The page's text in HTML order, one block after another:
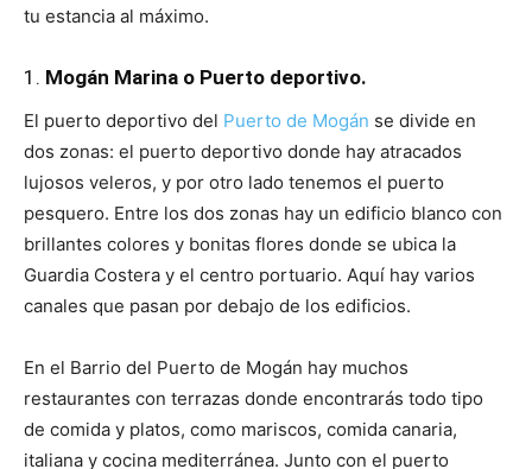
tu estancia al máximo.
1. Mogán Marina o Puerto deportivo.
El puerto deportivo del Puerto de Mogán se divide en
dos zonas: el puerto deportivo donde hay atracados
lujosos veleros, y por otro lado tenemos el puerto
pesquero. Entre los dos zonas hay un edificio blanco con
brillantes colores y bonitas flores donde se ubica la
Guardia Costera y el centro portuario. Aquí hay varios
canales que pasan por debajo de los edificios.
En el Barrio del Puerto de Mogán hay muchos
restaurantes con terrazas donde encontrarás todo tipo
de comida y platos, como mariscos, comida canaria,
italiana y cocina mediterránea. Junto con el puerto